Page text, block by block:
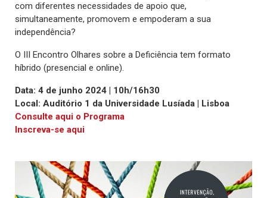
com diferentes necessidades de apoio que,
simultaneamente, promovem e empoderam a sua
independência?
O III Encontro Olhares sobre a Deficiência tem formato
híbrido (presencial e online).
Data: 4 de junho 2024 | 10h/16h30
Local: Auditório 1 da Universidade Lusíada | Lisboa
Consulte aqui o Programa
Inscreva-se aqui